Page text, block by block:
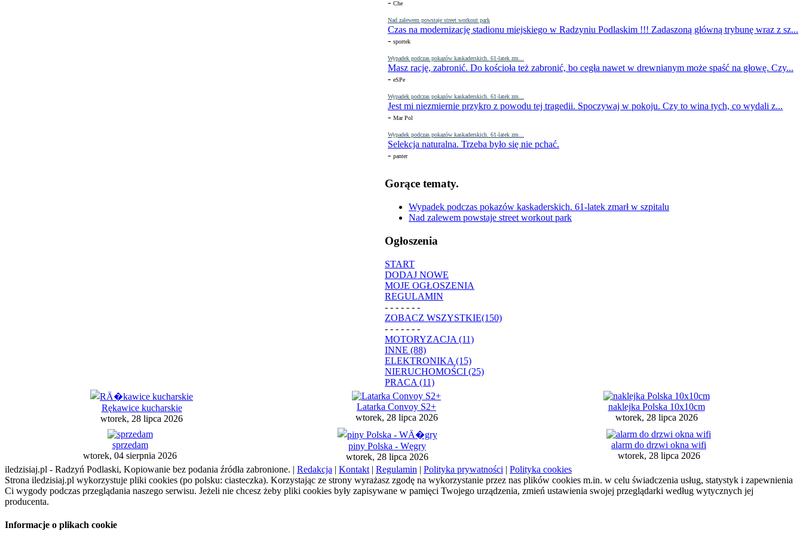
Che
Nad zalewem powstaje street workout park
Czas na modernizację stadionu miejskiego w Radzyniu Podlaskim !!! Zadaszoną główną trybunę wraz z sz...
- sportek
Wypadek podczas pokazów kaskaderskich. 61-latek zm...
Masz rację, zabronić. Do kościoła też zabronić, bo cegła nawet w drewnianym może spaść na głowę. Czy...
- eSPe
Wypadek podczas pokazów kaskaderskich. 61-latek zm...
Jest mi niezmiernie przykro z powodu tej tragedii. Spoczywaj w pokoju. Czy to wina tych, co wydali z...
- Mar Pol
Wypadek podczas pokazów kaskaderskich. 61-latek zm...
Selekcja naturalna. Trzeba było się nie pchać.
- panter
Gorące tematy.
Wypadek podczas pokazów kaskaderskich. 61-latek zmarł w szpitalu
Nad zalewem powstaje street workout park
Ogłoszenia
START
DODAJ NOWE
MOJE OGŁOSZENIA
REGULAMIN
- - - - - - -
ZOBACZ WSZYSTKIE(150)
- - - - - - -
MOTORYZACJA (11)
INNE (88)
ELEKTRONIKA (15)
NIERUCHOMOŚCI (25)
PRACA (11)
Rękawice kucharskie
wtorek, 28 lipca 2026
Latarka Convoy S2+
wtorek, 28 lipca 2026
naklejka Polska 10x10cm
wtorek, 28 lipca 2026
sprzedam
wtorek, 04 sierpnia 2026
piny Polska - Węgry
wtorek, 28 lipca 2026
alarm do drzwi okna wifi
wtorek, 28 lipca 2026
iledzisiaj.pl - Radzyń Podlaski, Kopiowanie bez podania źródła zabronione. | Redakcja | Kontakt | Regulamin | Polityka prywatności | Polityka cookies
Strona iledzisiaj.pl wykorzystuje pliki cookies (po polsku: ciasteczka). Korzystając ze strony wyrażasz zgodę na wykorzystanie przez nas plików cookies m.in. w celu świadczenia usług, statystyk i zapewnienia
Ci wygody podczas przeglądania naszego serwisu. Jeżeli nie chcesz żeby pliki cookies były zapisywane w pamięci Twojego urządzenia, zmień ustawienia swojej przeglądarki według wytycznych jej
producenta.
Informacje o plikach cookie